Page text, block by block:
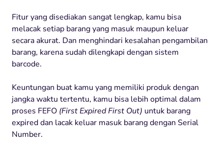
Fitur yang disediakan sangat lengkap, kamu bisa
melacak setiap barang yang masuk maupun keluar
secara akurat. Dan menghindari kesalahan pengambilan
barang, karena sudah dilengkapi dengan sistem
barcode.
Keuntungan buat kamu yang memiliki produk dengan
jangka waktu tertentu, kamu bisa lebih optimal dalam
proses FEFO (First Expired First Out) untuk barang
expired dan lacak keluar masuk barang dengan Serial
Number.